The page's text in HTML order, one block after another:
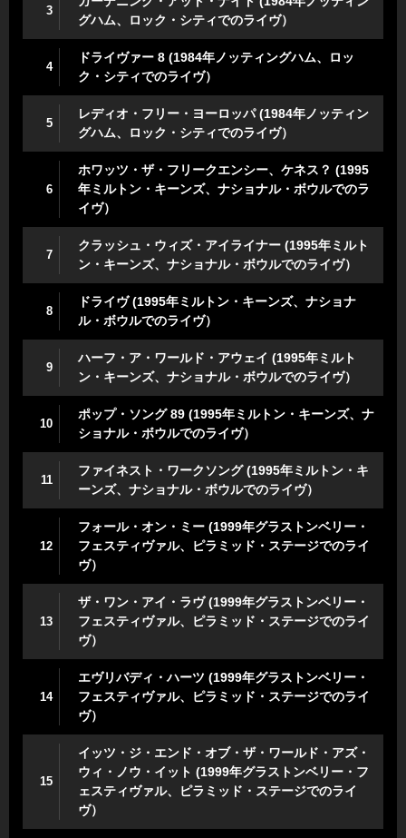
3
グハム、ロック・シティでのライヴ）
4
ドライヴァー 8 (1984年ノッティングハム、ロッ
ク・シティでのライヴ）
5
レディオ・フリー・ヨーロッパ (1984年ノッティン
グハム、ロック・シティでのライヴ）
6
ホワッツ・ザ・フリークエンシー、ケネス？ (1995
年ミルトン・キーンズ、ナショナル・ボウルでのラ
イヴ）
7
クラッシュ・ウィズ・アイライナー (1995年ミルト
ン・キーンズ、ナショナル・ボウルでのライヴ）
8
ドライヴ (1995年ミルトン・キーンズ、ナショナ
ル・ボウルでのライヴ）
9
ハーフ・ア・ワールド・アウェイ (1995年ミルト
ン・キーンズ、ナショナル・ボウルでのライヴ）
10
ポップ・ソング 89 (1995年ミルトン・キーンズ、ナ
ショナル・ボウルでのライヴ）
11
ファイネスト・ワークソング (1995年ミルトン・キ
ーンズ、ナショナル・ボウルでのライヴ）
12
フォール・オン・ミー (1999年グラストンベリー・
フェスティヴァル、ピラミッド・ステージでのライ
ヴ）
13
ザ・ワン・アイ・ラヴ (1999年グラストンベリー・
フェスティヴァル、ピラミッド・ステージでのライ
ヴ）
14
エヴリバディ・ハーツ (1999年グラストンベリー・
フェスティヴァル、ピラミッド・ステージでのライ
ヴ）
15
イッツ・ジ・エンド・オブ・ザ・ワールド・アズ・
ウィ・ノウ・イット (1999年グラストンベリー・フ
ェスティヴァル、ピラミッド・ステージでのライ
ヴ）